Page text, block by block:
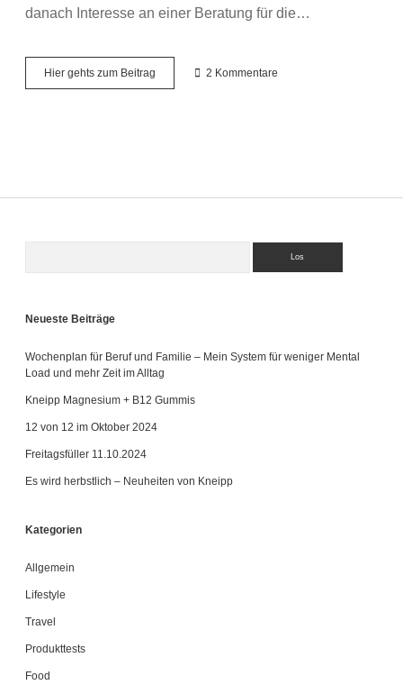
danach Interesse an einer Beratung für die…
Hier gehts zum Beitrag
AVON
2 Kommentare
Neueste Beiträge
Wochenplan für Beruf und Familie – Mein System für weniger Mental
Load und mehr Zeit im Alltag
Kneipp Magnesium + B12 Gummis
12 von 12 im Oktober 2024
Freitagsfüller 11.10.2024
Es wird herbstlich – Neuheiten von Kneipp
Kategorien
Allgemein
Lifestyle
Travel
Produkttests
Food